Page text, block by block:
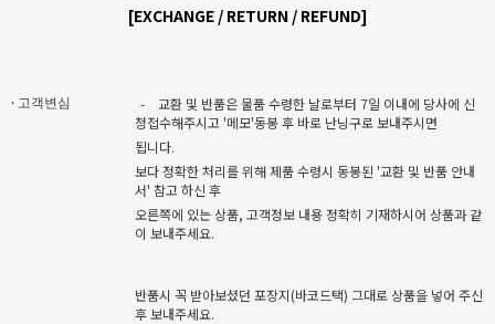
[EXCHANGE / RETURN / REFUND]
· 고객변심 -
교환 및 반품은 물품 수령한 날로부터 7일 이내에 당사에 신
청접수해주시고 '메모'동봉 후 바로 난닝구로 보내주시면
됩니다.
보다 정확한 처리를 위해 제품 수령시 동봉된 '교환 및 반품 안내
서' 참고 하신 후
오른쪽에 있는 상품, 고객정보 내용 정확히 기재하시어 상품과 같
이 보내주세요.
반품시 꼭 받아보셨던 포장지(바코드택) 그대로 상품을 넣어 주신
후 보내주세요.